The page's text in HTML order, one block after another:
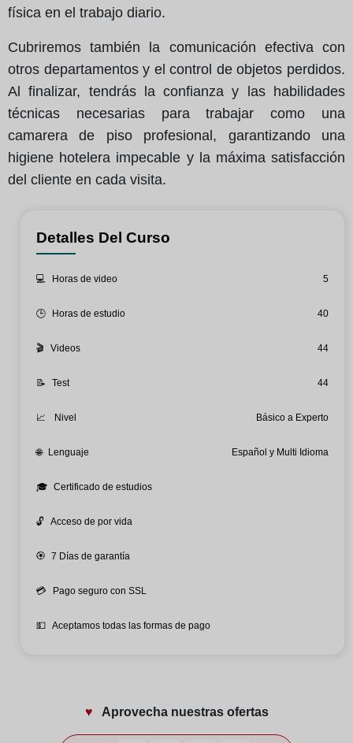
física en el trabajo diario.
Cubriremos también la comunicación efectiva con
otros departamentos y el control de objetos perdidos.
Al finalizar, tendrás la confianza y las habilidades
técnicas necesarias para trabajar como una
camarera de piso profesional, garantizando una
higiene hotelera impecable y la máxima satisfacción
del cliente en cada visita.
Detalles Del Curso
💻 Horas de video 5
🕒 Horas de estudio 40
🎬 Videos 44
📝 Test 44
📈 Nivel Básico a Experto
🌐 Lenguaje Español y Multi Idioma
🎓 Certificado de estudios
🔓 Acceso de por vida
🏵️ 7 Días de garantía
💳 Pago seguro con SSL
💵 Aceptamos todas las formas de pago
♥️ Aprovecha nuestras ofertas